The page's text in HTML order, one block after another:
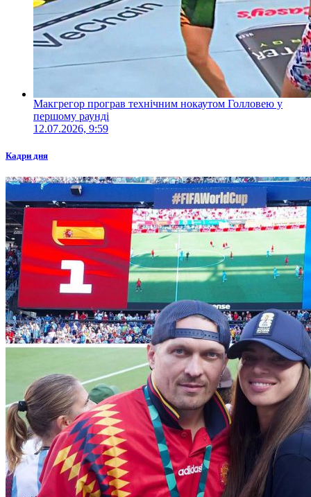
Макгрегор програв технічним нокаутом Голловею у
першому раунді
12.07.2026, 9:59
Кадри дня